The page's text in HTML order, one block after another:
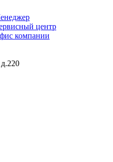
центр
компании